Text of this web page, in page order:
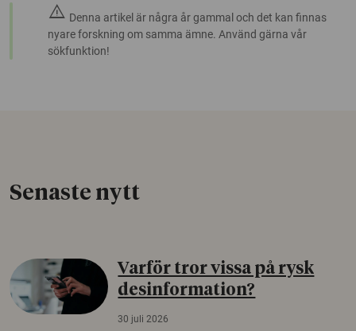
warning Denna artikel är några år gammal och det kan finnas
nyare forskning om samma ämne. Använd gärna vår
sökfunktion!
Senaste nytt
Varför tror vissa på rysk
desinformation?
30 juli 2026